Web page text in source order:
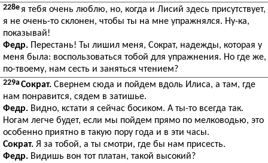
228eя тебя очень люблю, но, когда и Лисий здесь присутствует,
я не очень-то склонен, чтобы ты на мне упражнялся. Ну-ка,
показывай!
Федр. Перестань! Ты лишил меня, Сократ, надежды, которая у
меня была: воспользоваться тобой для упражнения. Но где же,
по-твоему, нам сесть и заняться чтением?
229aСократ. Свернем сюда и пойдем вдоль Илиса, а там, где
нам понравится, сядем в затишье.
Федр. Видно, кстати я сейчас босиком. А ты-то всегда так.
Ногам легче будет, если мы пойдем прямо по мелководью, это
особенно приятно в такую пору года и в эти часы.
Сократ. Я за тобой, а ты смотри, где бы нам присесть.
Федр. Видишь вон тот платан, такой высокий?